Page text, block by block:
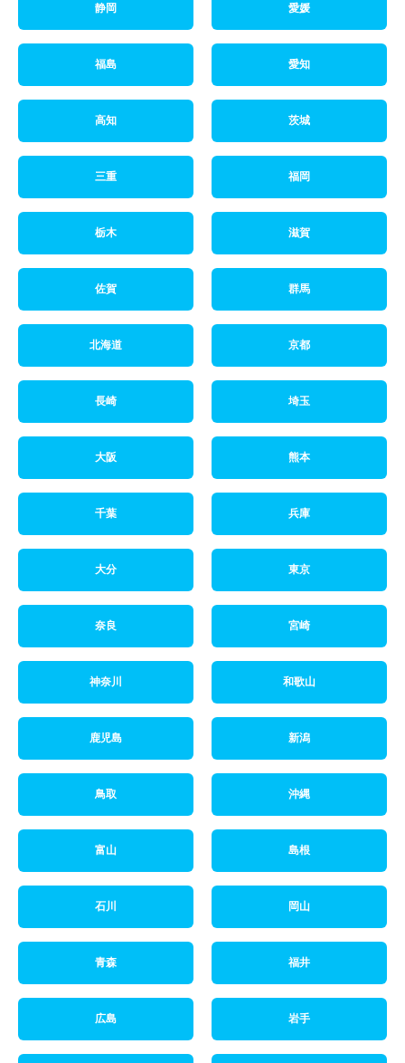
静岡 愛媛
福島 愛知
高知 茨城
三重 福岡
栃木 滋賀
佐賀 群馬
北海道 京都
長崎 埼玉
大阪 熊本
千葉 兵庫
大分 東京
奈良 宮崎
神奈川 和歌山
鹿児島 新潟
鳥取 沖縄
富山 島根
石川 岡山
青森 福井
広島 岩手